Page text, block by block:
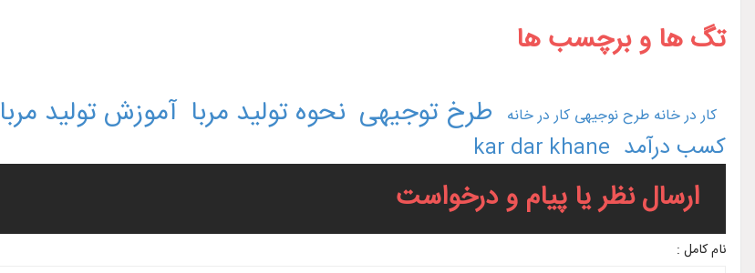
تگ ها و برچسب ها
کار در خانه طرح نوجیهی کار در خانه طرخ توجیهی نحوه تولید مربا آموزش تولید مربا
کسب درآمد kar dar khane
ارسال نظر یا پیام و درخواست
نام کامل :